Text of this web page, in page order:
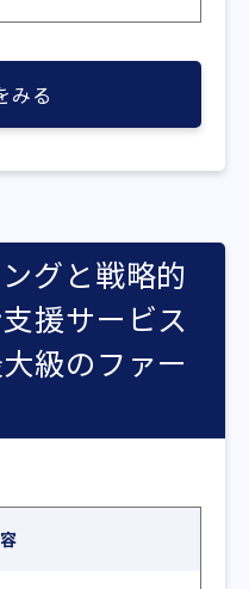
みる
グと戦略的
援サービス
級のファー